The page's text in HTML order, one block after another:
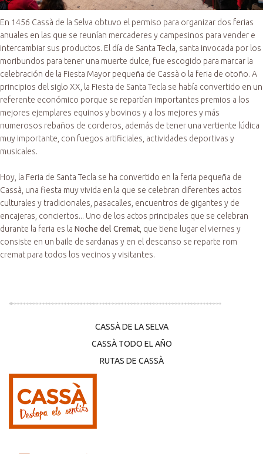
En 1456 Cassà de la Selva obtuvo el permiso para organizar dos ferias
anuales en las que se reunían mercaderes y campesinos para vender e
intercambiar sus productos. El día de Santa Tecla, santa invocada por los
moribundos para tener una muerte dulce, fue escogido para marcar la
celebración de la Fiesta Mayor pequeña de Cassà o la feria de otoño. A
principios del siglo XX, la Fiesta de Santa Tecla se había convertido en un
referente económico porque se repartían importantes premios a los
mejores ejemplares equinos y bovinos y a los mejores y más
numerosos rebaños de corderos, además de tener una vertiente lúdica
muy importante, con fuegos artificiales, actividades deportivas y
musicales.
Hoy, la Feria de Santa Tecla se ha convertido en la feria pequeña de
Cassà, una fiesta muy vivida en la que se celebran diferentes actos
culturales y tradicionales, pasacalles, encuentros de gigantes y de
encajeras, conciertos... Uno de los actos principales que se celebran
durante la feria es la Noche del Cremat, que tiene lugar el viernes y
consiste en un baile de sardanas y en el descanso se reparte rom
cremat para todos los vecinos y visitantes.
CASSÀ DE LA SELVA
CASSÀ TODO EL AÑO
RUTAS DE CASSÀ